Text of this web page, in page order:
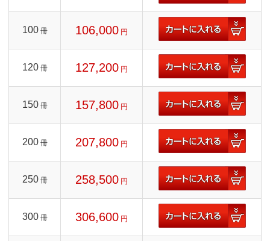
100 冊 106,000 円
120 冊 127,200 円
150 冊 157,800 円
200 冊 207,800 円
250 冊 258,500 円
300 冊 306,600 円